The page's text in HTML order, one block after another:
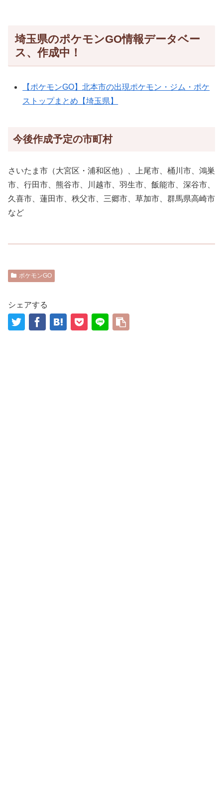
埼玉県のポケモンGO情報データベー
ス、作成中！
【ポケモンGO】北本市の出現ポケモン・ジム・ポケ
ストップまとめ【埼玉県】
今後作成予定の市町村
さいたま市（大宮区・浦和区他）、上尾市、桶川市、鴻巣
市、行田市、熊谷市、川越市、羽生市、飯能市、深谷市、
久喜市、蓮田市、秩父市、三郷市、草加市、群馬県高崎市
など
ポケモンGO
シェアする